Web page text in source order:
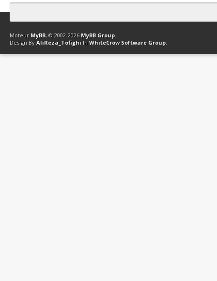
Contact Club Affiliation Retourner en haut Version bas-débit
Moteur MyBB, © 2002-2026 MyBB Group.
Design By AliReza_Tofighi In WhiteCrow Software Group.